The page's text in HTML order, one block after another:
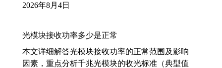
2026年8月4日
光模块接收功率多少是正常
本文详细解答光模块接收功率的正常范围及影响
因素，重点分析千兆光模块的收光标准（典型值